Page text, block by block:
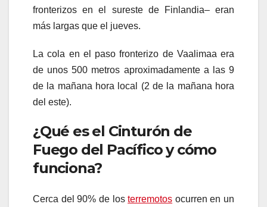
fronterizos en el sureste de Finlandia– eran
más largas que el jueves.
La cola en el paso fronterizo de Vaalimaa era
de unos 500 metros aproximadamente a las 9
de la mañana hora local (2 de la mañana hora
del este).
¿Qué es el Cinturón de
Fuego del Pacífico y cómo
funciona?
Cerca del 90% de losterremotos ocurren en un